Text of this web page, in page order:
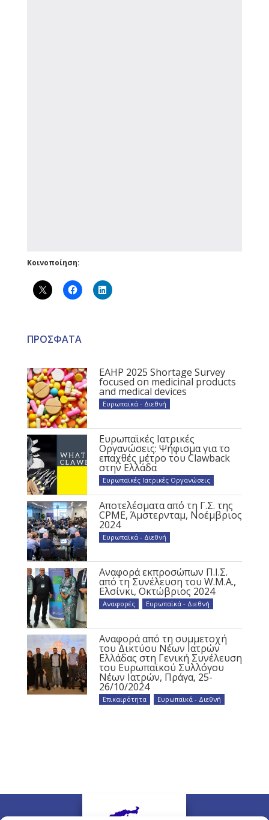
Κοινοποίηση:
ΠΡΟΣΦΑΤΑ
EAHP 2025 Shortage Survey
focused on medicinal products
and medical devices
Ευρωπαϊκά - Διεθνή
Ευρωπαϊκές Ιατρικές
Οργανώσεις: Ψήφισμα για το
επαχθές μέτρο του Clawback
στην Ελλάδα
Ευρωπαϊκές Ιατρικές Οργανώσεις
Αποτελέσματα από τη Γ.Σ. της
CPME, Άμστερνταμ, Νοέμβριος
2024
Ευρωπαϊκά - Διεθνή
Αναφορά εκπροσώπων Π.Ι.Σ.
από τη Συνέλευση του W.M.A.,
Ελσίνκι, Οκτώβριος 2024
Αναφορές Ευρωπαϊκά - Διεθνή
Αναφορά από τη συμμετοχή
του Δικτύου Νέων Ιατρών
Ελλάδας στη Γενική Συνέλευση
του Ευρωπαϊκού Συλλόγου
Νέων Ιατρών, Πράγα, 25-
26/10/2024
Επικαιρότητα Ευρωπαϊκά - Διεθνή